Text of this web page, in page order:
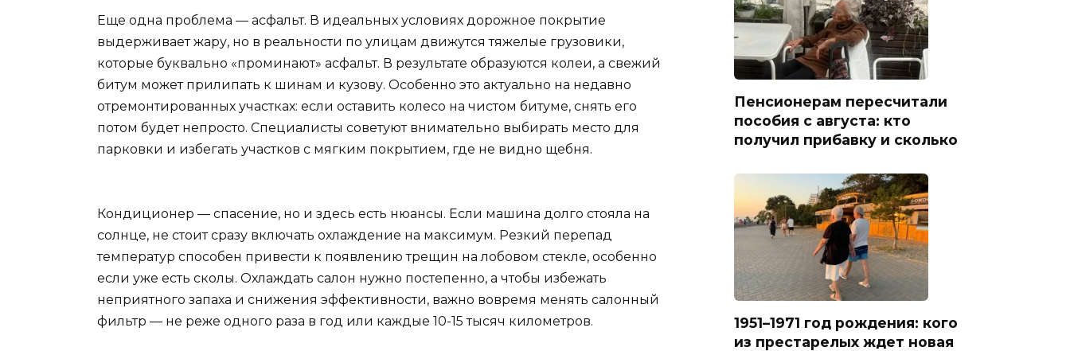
Еще одна проблема — асфальт. В идеальных условиях дорожное покрытие
выдерживает жару, но в реальности по улицам движутся тяжелые грузовики,
которые буквально «проминают» асфальт. В результате образуются колеи, а свежий
битум может прилипать к шинам и кузову. Особенно это актуально на недавно
отремонтированных участках: если оставить колесо на чистом битуме, снять его
потом будет непросто. Специалисты советуют внимательно выбирать место для
парковки и избегать участков с мягким покрытием, где не видно щебня.
Кондиционер — спасение, но и здесь есть нюансы. Если машина долго стояла на
солнце, не стоит сразу включать охлаждение на максимум. Резкий перепад
температур способен привести к появлению трещин на лобовом стекле, особенно
если уже есть сколы. Охлаждать салон нужно постепенно, а чтобы избежать
неприятного запаха и снижения эффективности, важно вовремя менять салонный
фильтр — не реже одного раза в год или каждые 10-15 тысяч километров.
Пенсионерам пересчитали
пособия с августа: кто
получил прибавку и сколько
1951–1971 год рождения: кого
из престарелых ждет новая